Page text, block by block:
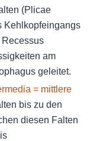
(Plicae
Kehlkopfeingangs
Recessus
am
geleitet.
= mittlere
bis zu den
diesen Falten